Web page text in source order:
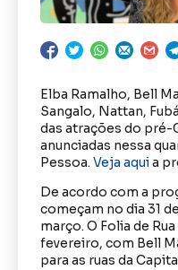
Elba Ramalho, Bell
Sangalo, Nattan,
das atrações do pré-
anunciadas nessa
Pessoa. Veja aquia
De acordo com a
começam no dia 31
março. O Folia de
fevereiro, com Bell
para as ruas da